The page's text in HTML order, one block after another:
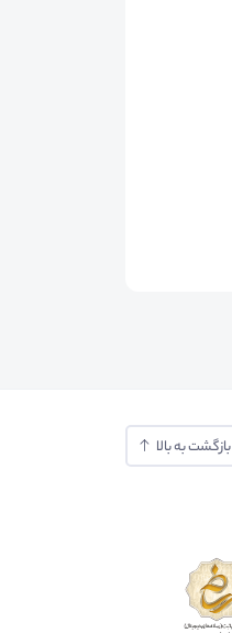
بازگشت به بالا